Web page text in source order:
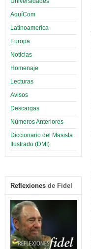
AquíCom
Latinoamerica
Europa
Noticias
Homenaje
Lecturas
Avisos
Descargas
Números Anteriores
Diccionario del Masista
Ilustrado (DMI)
Reflexiones de Fidel